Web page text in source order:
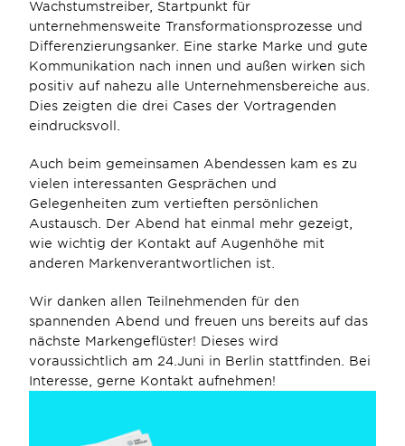
Wachstumstreiber, Startpunkt für
unternehmensweite Transformationsprozesse und
Differenzierungsanker. Eine starke Marke und gute
Kommunikation nach innen und außen wirken sich
positiv auf nahezu alle Unternehmensbereiche aus.
Dies zeigten die drei Cases der Vortragenden
eindrucksvoll.
Auch beim gemeinsamen Abendessen kam es zu
vielen interessanten Gesprächen und
Gelegenheiten zum vertieften persönlichen
Austausch. Der Abend hat einmal mehr gezeigt,
wie wichtig der Kontakt auf Augenhöhe mit
anderen Markenverantwortlichen ist.
Wir danken allen Teilnehmenden für den
spannenden Abend und freuen uns bereits auf das
nächste Markengeflüster! Dieses wird
voraussichtlich am 24.Juni in Berlin stattfinden. Bei
Interesse, gerne Kontakt aufnehmen!